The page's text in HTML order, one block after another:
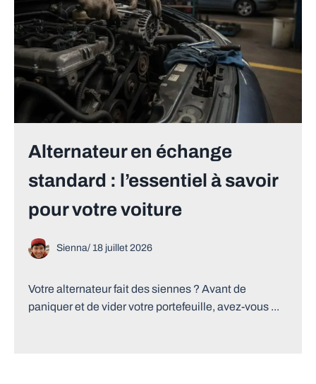
Alternateur en échange
standard : l’essentiel à savoir
pour votre voiture
Sienna/ 18 juillet 2026
Votre alternateur fait des siennes ? Avant de
paniquer et de vider votre portefeuille, avez-vous ...